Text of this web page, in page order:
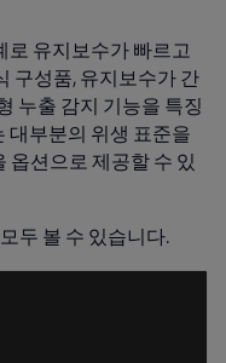
로 유지보수가 빠르고
구성품, 유지보수가 간
누출 감지 기능을 특징
대부분의 위생 표준을
옵션으로 제공할 수 있
두 볼 수 있습니다.